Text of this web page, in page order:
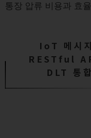
통장 압류 비용과 효
IoT 메시
RESTful
DLT 통